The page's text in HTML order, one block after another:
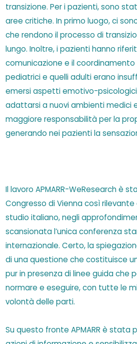
transizione. Per i pazienti, sono
aree critiche. In primo luogo, ci
che rendono il processo di
lungo. Inoltre, i pazienti hanno
comunicazione e il
pediatrici e quelli adulti erano
emersi aspetti emotivo-
adattarsi a nuovi ambienti medici
maggiore responsabilità per la
generando nei pazienti la
Il lavoro APMARR-WeResearch è
Congresso di Vienna così rilevante
studio italiano, negli
scansionata l’unica conferenza
internazionale. Certo, la
di una questione che costituisce
pur in presenza di linee guida che
normare e eseguire, con tutte le
volontà delle parti.
Su questo fronte APMARR è stata